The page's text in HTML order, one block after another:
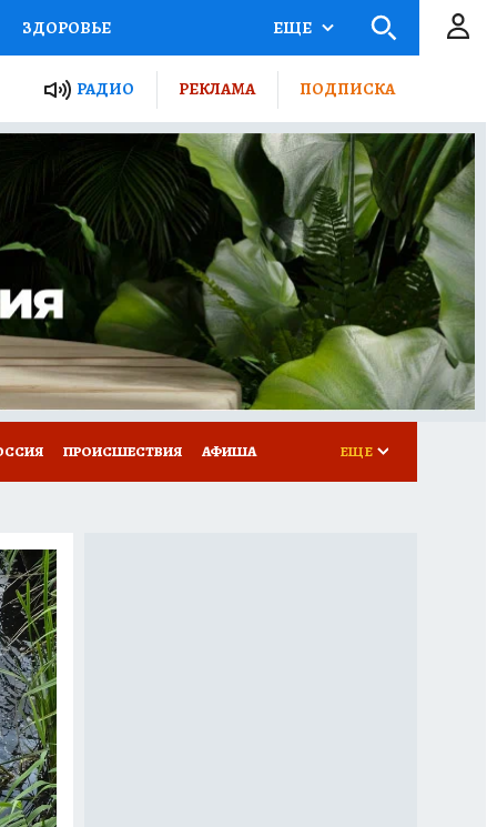
ЗДОРОВЬЕ
РОССИИ
ПУТЕВОДИТЕЛЬ
ТУРИЗМ
ПОТРЕБИТЕЛЯ ВСЕ О КП
ЕЩЕ
РАДИО РЕКЛАМА ПОДПИСКА
ПРОИСШЕСТВИЯ АФИША ЕЩЕ